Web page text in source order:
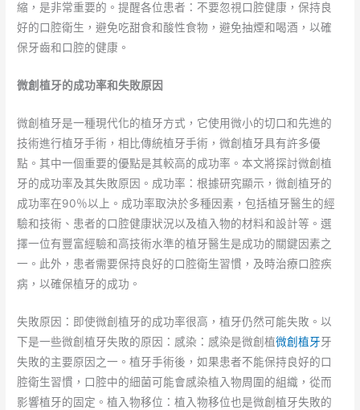
縮，是非常重要的。提醒各位患者：不要忽視口腔健康，保持良
好的口腔衛生，避免吃甜食和酸性食物，避免抽煙和喝酒，以確
保牙齒和口腔的健康。
微創植牙的成功率和失敗原因
微創植牙是一種現代化的植牙方式，它使用微小的切口和先進的
技術進行植牙手術，相比傳統植牙手術，微創植牙具有許多優
點。其中一個重要的優點是其較高的成功率。本文將探討微創植
牙的成功率及其失敗原因。成功率：根據研究顯示，微創植牙的
成功率在90％以上。成功率取決於多種因素，包括植牙醫生的經
驗和技術、患者的口腔健康狀況以及植入物的材料和設計等。選
擇一位有豐富經驗和高技術水準的植牙醫生是成功的關鍵因素之
一。此外，患者需要保持良好的口腔衛生習慣，及時治療口腔疾
病，以確保植牙的成功。
失敗原因：即使微創植牙的成功率很高，植牙仍然可能失敗。以
下是一些微創植牙失敗的原因：感染：感染是微創植微創植牙牙
失敗的主要原因之一。植牙手術後，如果患者不能保持良好的口
腔衛生習慣，口腔中的細菌可能會感染植入物周圍的組織，從而
影響植牙的固定。植入物移位：植入物移位也是微創植牙失敗的